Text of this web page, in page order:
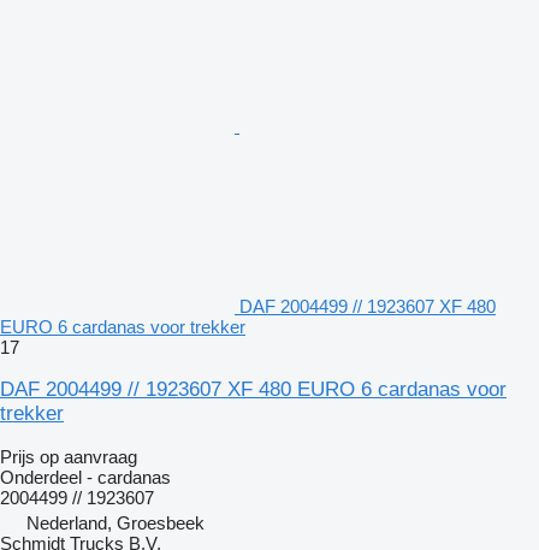
DAF 2004499 // 1923607 XF 480
EURO 6 cardanas voor trekker
17
DAF 2004499 // 1923607 XF 480 EURO 6 cardanas voor
trekker
Prijs op aanvraag
Onderdeel - cardanas
2004499 // 1923607
Nederland, Groesbeek
Schmidt Trucks B.V.